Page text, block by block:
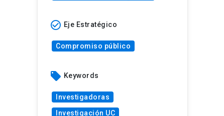
check_circle_outline Eje Estratégico
Compromiso público
local_offer Keywords
Investigadoras
Investigación UC